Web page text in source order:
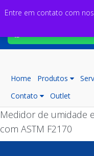
Home Produtos
Contato
Outlet
Medidor de umidade
com ASTM F2170
Entre em contato com